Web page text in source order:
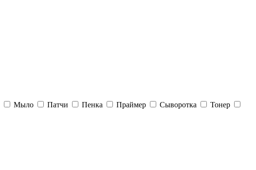
Мыло Патчи Пенка Праймер Сыворотка
Тонер